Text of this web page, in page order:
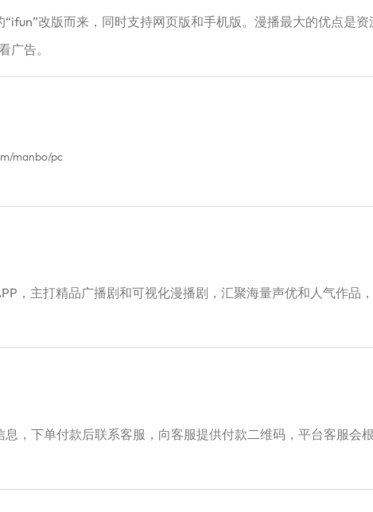
改版而来，同时支持网页版和手机版。漫播最大的优点是
广告‌。
manbo/pc
，主打精品广播剧和可视化漫播剧，汇聚海量声优和人气作品
，下单付款后联系客服，向客服提供付款二维码，平台客服会